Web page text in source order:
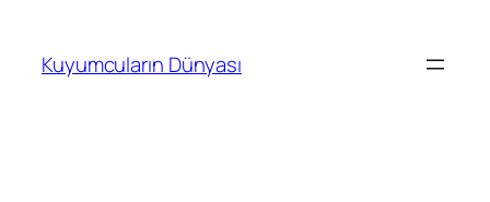
Kuyumcuların Dünyası